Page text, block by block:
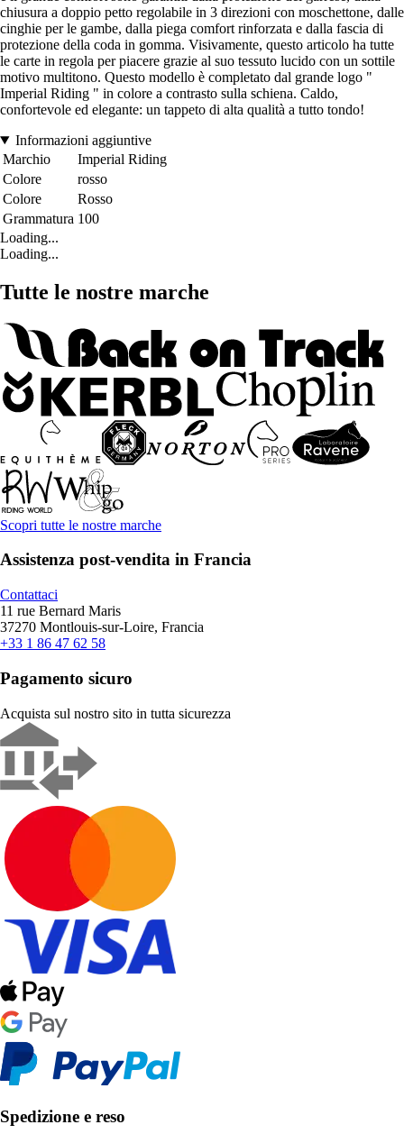
chiusura a doppio petto regolabile in 3 direzioni con moschettone, dalle
cinghie per le gambe, dalla piega comfort rinforzata e dalla fascia di
protezione della coda in gomma. Visivamente, questo articolo ha tutte
le carte in regola per piacere grazie al suo tessuto lucido con un sottile
motivo multitono. Questo modello è completato dal grande logo "
Imperial Riding " in colore a contrasto sulla schiena. Caldo,
confortevole ed elegante: un tappeto di alta qualità a tutto tondo!
Informazioni aggiuntive
Marchio
Imperial Riding
Colore
rosso
Colore
Rosso
Grammatura 100
Loading...
Loading...
Tutte le nostre marche
Scopri tutte le nostre marche
Assistenza post-vendita in Francia
Contattaci
11 rue Bernard Maris
37270 Montlouis-sur-Loire, Francia
+33 1 86 47 62 58
Pagamento sicuro
Acquista sul nostro sito in tutta sicurezza
Spedizione e reso